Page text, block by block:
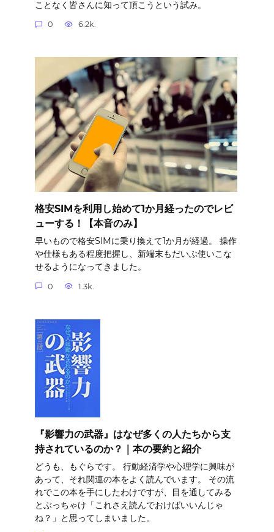
ことなく皆さんに知って頂こうという試み。
0 6.2k.
格安SIMを利用し始めて1か月経ったのでレビ
ューする！【本音のみ】
早いもので格安SIMに乗り換えて1か月が経過。 操作
や仕様もある程度把握し、新端末もだいぶ使いこな
せるようになってきました。
0 1.3k.
『影響力の武器』はなぜ多くの人たちから支
持されているのか？｜本の要約と紹介
どうも、もぐらです。 行動経済学や心理学に興味が
あって、それ関連の本をよく読んでいます。 その流
れでこの本を手にしたわけですが、目を通してみる
とぶっちゃけ「これさえ読んでおけばいいんじゃ
ね？」と思ってしまいました。